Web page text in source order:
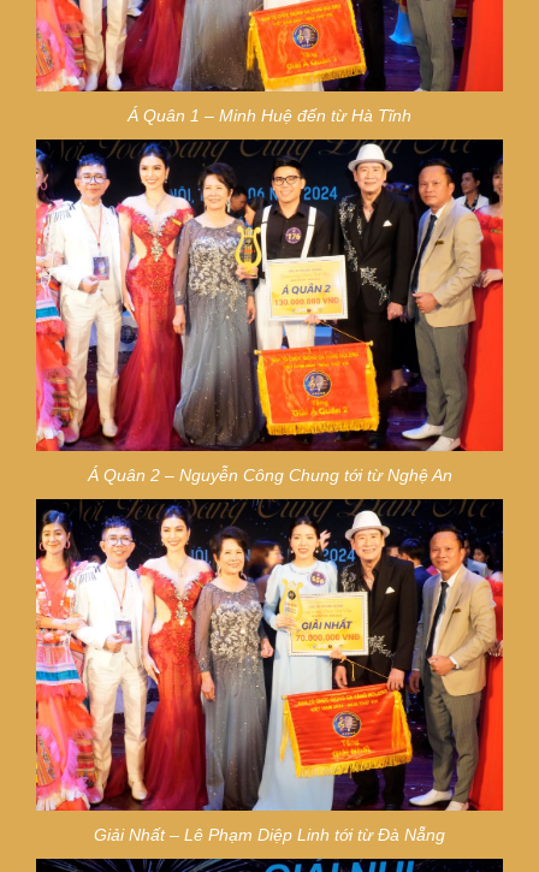
Á Quân 1 – Minh Huệ đến từ Hà Tĩnh
Á Quân 2 –Nguyễn Công Chung tới từ Nghệ An
Giải Nhất – Lê Phạm Diệp Linh tới từ Đà Nẵng